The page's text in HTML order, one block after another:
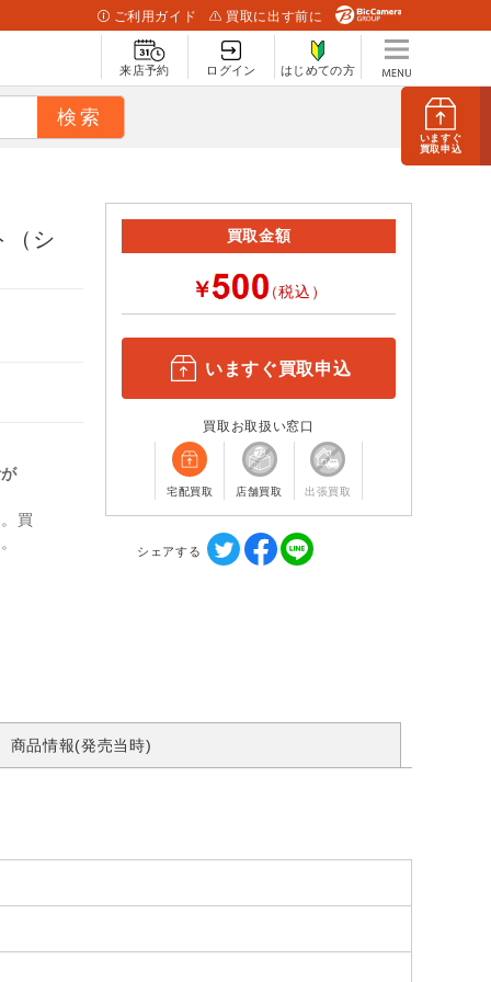
いますぐ
買取申込
ご利用ガイド 買取に出す前に
来店予約 ログイン はじめての方
（シ
買
買取金額
￥ （税込）
いますぐ買取申込
買取お取扱い窓口
宅配買取 店舗買取 出張買取
シェアする
商品情報(発売当時)